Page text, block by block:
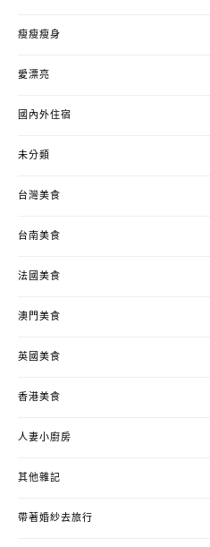
瘦瘦瘦身
愛漂亮
國內外住宿
未分類
台灣美食
台南美食
法國美食
澳門美食
英國美食
香港美食
人妻小廚房
其他雜記
帶著婚紗去旅行